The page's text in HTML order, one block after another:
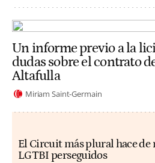
Un informe previo a la
dudas sobre el contrato
Altafulla
Miriam Saint-Germain
El Circuit más plural hace de
LGTBI perseguidos